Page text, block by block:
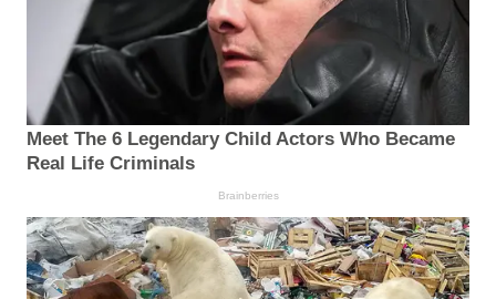
Meet The 6 Legendary Child Actors Who Became
Real Life Criminals
Brainberries